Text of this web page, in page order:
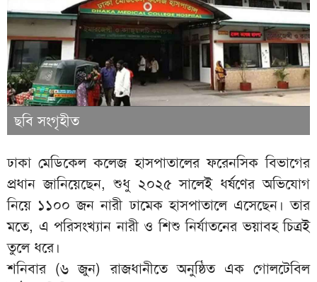
ছবি সংগৃহীত
ঢাকা মেডিকেল কলেজ হাসপাতালের ফরেনসিক বিভাগের
প্রধান জানিয়েছেন, শুধু ২০২৫ সালেই ধর্ষণের অভিযোগ
নিয়ে ১১০০ জন নারী ঢামেক হাসপাতালে এসেছেন। তার
মতে, এ পরিসংখ্যান নারী ও শিশু নির্যাতনের ভয়াবহ চিত্রই
তুলে ধরে।
শনিবার (৬ জুন) রাজধানীতে অনুষ্ঠিত এক গোলটেবিল